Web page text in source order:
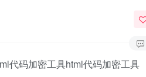
代码加密工具html代码加密工具